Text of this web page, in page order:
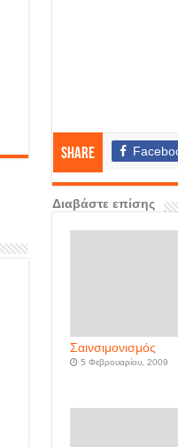
Share
Διαβάστε επίσης
Σαινσιμονισμός
5 Φεβρουαρίου, 2009